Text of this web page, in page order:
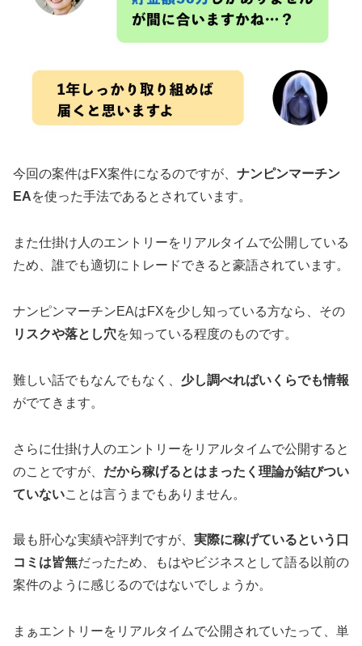
今回の案件はFX案件になるのですが、 ナンピンマーチン
EAを使った手法であるとされています。
また仕掛け人のエントリーをリアルタイムで公開している
ため、誰でも適切にトレードできると豪語されています。
ナンピンマーチンEAはFXを少し知っている方なら、その
リスクや落とし穴を知っている程度のものです。
難しい話でもなんでもなく、 少し調べればいくらでも情報
がでてきます。
さらに仕掛け人のエントリーをリアルタイムで公開すると
のことですが、 だから稼げるとはまったく理論が結びつい
ていないことは言うまでもありません。
最も肝心な実績や評判ですが、 実際に稼げているという口
コミは皆無だったため、もはやビジネスとして語る以前の
案件のように感じるのではないでしょうか。
まぁエントリーをリアルタイムで公開されていたって、単